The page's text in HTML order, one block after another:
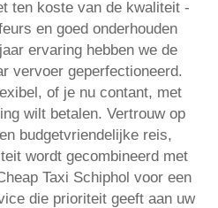
ten koste van de kwaliteit -
en goed onderhouden
ervaring hebben we de
vervoer geperfectioneerd.
of je nu contant, met
wilt betalen. Vertrouw op
budgetvriendelijke reis,
wordt gecombineerd met
Taxi Schiphol voor een
die prioriteit geeft aan uw